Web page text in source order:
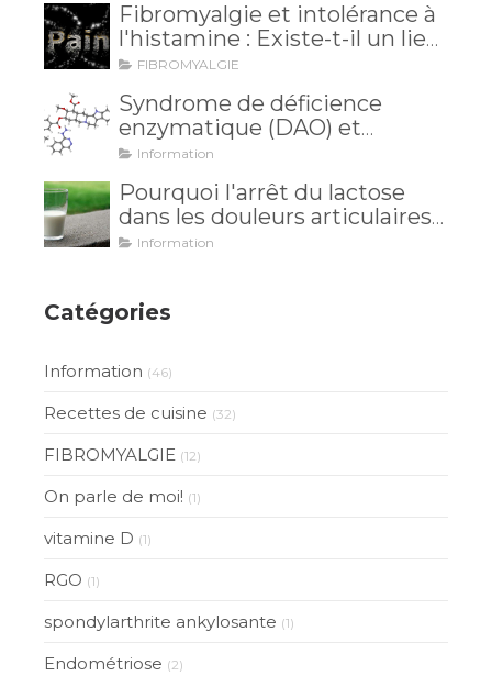
Fibromyalgie et intolérance à
l'histamine : Existe-t-il un lien
méconnu ?
FIBROMYALGIE
Syndrome de déficience
enzymatique (DAO) et
intolérance à l'histamine: et si
Information
Pourquoi l'arrêt du lactose
dans les douleurs articulaires
est inutile?
Information
Catégories
Information (46)
Recettes de cuisine (32)
FIBROMYALGIE (12)
On parle de moi! (1)
vitamine D (1)
RGO (1)
spondylarthrite ankylosante (1)
Endométriose (2)